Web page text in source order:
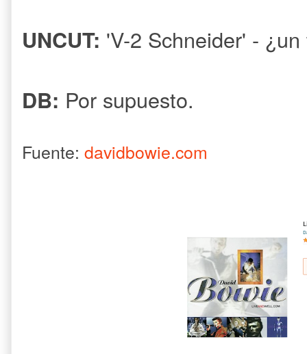
UNCUT: 'V-2 Schneider' -
DB: Por supuesto.
Fuente: davidbowie.com